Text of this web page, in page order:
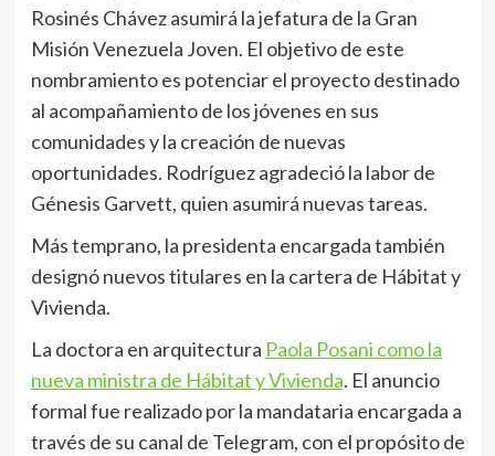
Rosinés Chávez asumirá la jefatura de la Gran
Misión Venezuela Joven. El objetivo de este
nombramiento es potenciar el proyecto destinado
al acompañamiento de los jóvenes en sus
comunidades y la creación de nuevas
oportunidades. Rodríguez agradeció la labor de
Génesis Garvett, quien asumirá nuevas tareas.
Más temprano, la presidenta encargada también
designó nuevos titulares en la cartera de Hábitat y
Vivienda.
La doctora en arquitectura Paola Posani como la
nueva ministra de Hábitat y Vivienda. El anuncio
formal fue realizado por la mandataria encargada a
través de su canal de Telegram, con el propósito de